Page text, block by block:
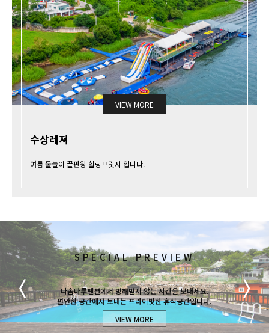
VIEW MORE
수상레져
여름 물놀이 끝판왕 힐링브릿지 입니다.
LANDSCAPE
다솜마루펜션에서 방해받지 않는 시간을 보내세요.
편안한 공간에서 보내는 프라이빗한 휴식공간입니다.
VIEW MORE
ROOM PREVIEW
다솜마루펜션에서 방해받지 않는 시간을 보내세요.
편안한 공간에서 보내는 프라이빗한 휴식공간입니다.
VIEW MORE
SPECIAL PREVIEW
다솜마루펜션에서 방해받지 않는 시간을 보내세요.
편안한 공간에서 보내는 프라이빗한 휴식공간입니다.
VIEW MORE